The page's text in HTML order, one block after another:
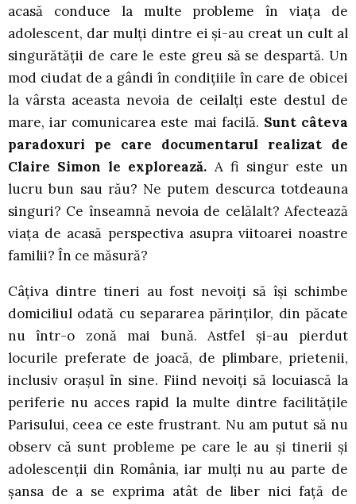
acasă conduce la multe probleme în viața de
adolescent, dar mulți dintre ei și-au creat un cult al
singurătății de care le este greu să se despartă. Un
mod ciudat de a gândi în condițiile în care de obicei
la vârsta aceasta nevoia de ceilalți este destul de
mare, iar comunicarea este mai facilă. Sunt câteva
paradoxuri pe care documentarul realizat de
Claire Simon le explorează. A fi singur este un
lucru bun sau rău? Ne putem descurca totdeauna
singuri? Ce înseamnă nevoia de celălalt? Afectează
viața de acasă perspectiva asupra viitoarei noastre
familii? În ce măsură?
Câțiva dintre tineri au fost nevoiți să își schimbe
domiciliul odată cu separarea părinților, din păcate
nu într-o zonă mai bună. Astfel și-au pierdut
locurile preferate de joacă, de plimbare, prietenii,
inclusiv orașul în sine. Fiind nevoiți să locuiască la
periferie nu acces rapid la multe dintre facilitățile
Parisului, ceea ce este frustrant. Nu am putut să nu
observ că sunt probleme pe care le au și tinerii și
adolescenții din România, iar mulți nu au parte de
șansa de a se exprima atât de liber nici față de